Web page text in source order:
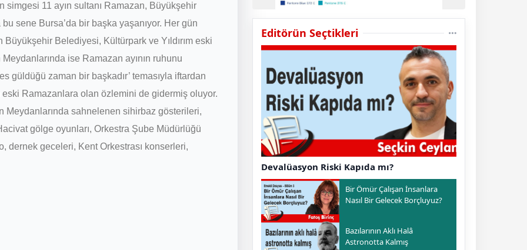
simgesi 11 ayın sultanı Ramazan, Büyükşehir
sene Bursa’da bir başka yaşanıyor. Her gün
Belediyesi, Kültürpark ve Yıldırım eski
ise Ramazan ayının ruhunu
güldüğü zaman bir başkadır’ temasıyla iftardan
Ramazanlara olan özlemini de gidermiş oluyor.
Meydanlarında sahnelenen sihirbaz gösterileri,
gölge oyunları, Orkestra Şube Müdürlüğü
dernek geceleri, Kent Orkestrası konserleri,
Editörün Seçtikleri
Devalüasyon Riski Kapıda mı?
Bir Ömür Çalışan İnsanlara
Nasıl Bir Gelecek Borçluyuz?
Bazılarının Aklı Halâ
Astronotta Kalmış